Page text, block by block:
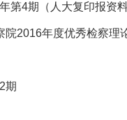
4期（人大复印报资
2016年度优秀检察理
期